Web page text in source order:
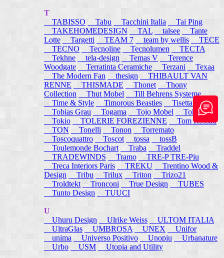
T
TABISSO
Tabu Tacchini Italia
Tai Ping
TAKEHOMEDESIGN
TAL talsee
Tante
Lotte
Targetti TEAM 7 team by wellis
TECE
TECNO
Tecnoline Tecnolumen
TECTA
Tekhne
tela-design Temas V
Terence
Woodgate
Terratinta Ceramiche Terzani
Texaa
The Modern Fan
thesign
THIBAULT VAN
RENNE
THISMADE Thonet
Thony
Collection
Thut Mobel
Till Behrens Systeme
Time & Style
Timorous Beasties
Tisettanta
Tobias Grau
Togama Tojo Mobel
Token
Tokio
TOLERIE FOREZIENNE
Tom Rossau
TON
Tonelli Tonon
Torremato
Toscoquattro
Toscot tossa
tossB
Toulemonde Bochart
Traba
Traddel
TRADEWINDS
Tramo
TRE-P TRE-Piu
Treca Interiors Paris
TREKU
Trentino Wood &
Design
Tribu Trilux Triton
Trizo21
Troldtekt Tronconi True Design
TUBES
Tunto Design
TUUCI
U
Uhuru Design
Ulrike Weiss
ULTOM ITALIA
UltraGlas
UMBROSA UNEX
Unifor
unima
Universo Positivo Unopiu
Urbanature
Urbo
USM Utopia and Utility